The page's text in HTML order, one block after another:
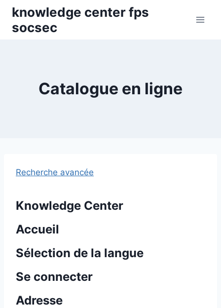
Skip
content
knowledge center fps
socsec
Catalogue en ligne
Recherche avancée
Knowledge Center
Accueil
Sélection de la langue
Se connecter
Adresse